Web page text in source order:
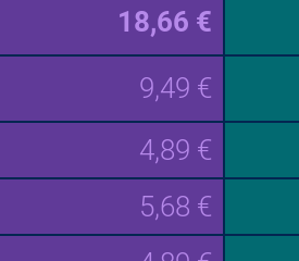
18,66 €
9,49 €
4,89 €
5,68 €